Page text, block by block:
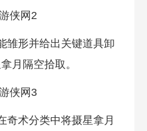
雏形并给出关键道具卸
月隔空拾取。
奇术分类中将摄星拿月